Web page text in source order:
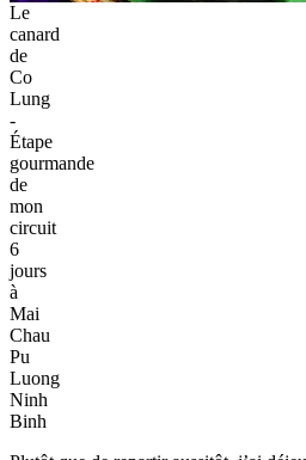
Le
canard
de
Co
Lung
-
Étape
gourmande
de
mon
circuit
6
jours
à
Mai
Chau
Pu
Luong
Ninh
Binh